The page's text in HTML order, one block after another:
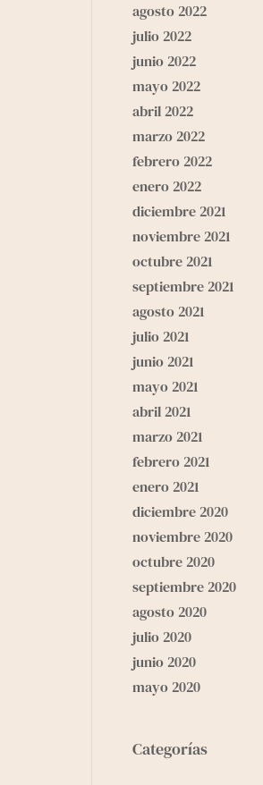
agosto 2022
julio 2022
junio 2022
mayo 2022
abril 2022
marzo 2022
febrero 2022
enero 2022
diciembre 2021
noviembre 2021
octubre 2021
septiembre 2021
agosto 2021
julio 2021
junio 2021
mayo 2021
abril 2021
marzo 2021
febrero 2021
enero 2021
diciembre 2020
noviembre 2020
octubre 2020
septiembre 2020
agosto 2020
julio 2020
junio 2020
mayo 2020
Categorías